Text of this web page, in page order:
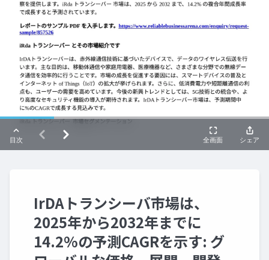
IrDAトランシーバ市場は、
2025年から2032年までに
14.2%の予測CAGRを示す: グ